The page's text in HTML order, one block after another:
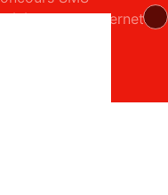
et internet